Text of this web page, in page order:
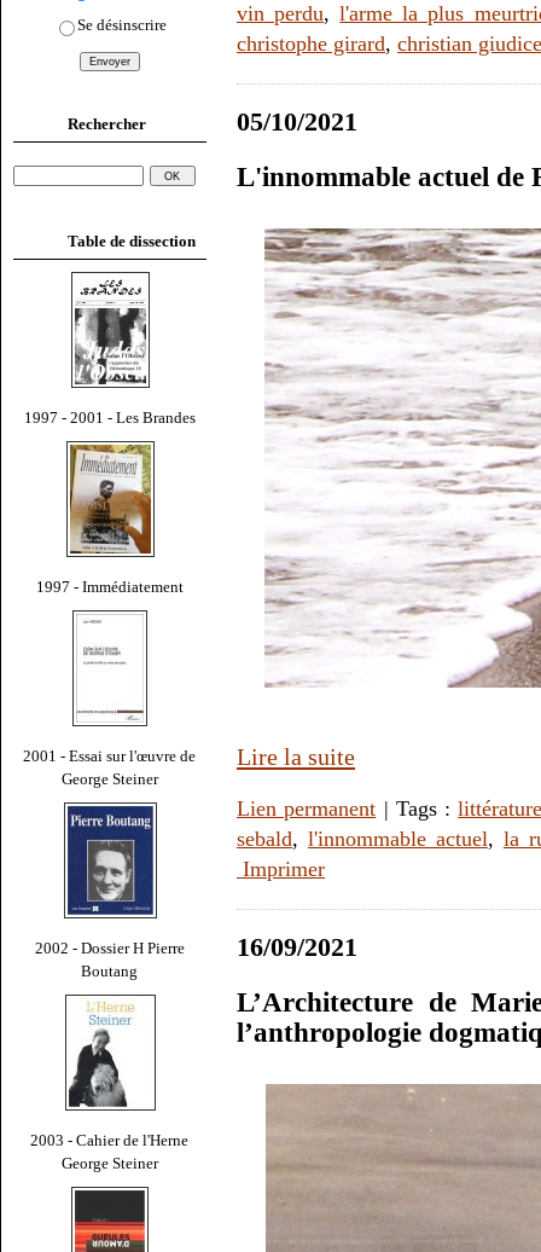
Se désinscrire
Rechercher
Table de dissection
1997 - 2001 - Les Brandes
1997 - Immédiatement
2001 - Essai sur l'œuvre de
George Steiner
2002 - Dossier H Pierre
Boutang
2003 - Cahier de l'Herne
George Steiner
vin perdu,l'arme la plus
christophe girard, christian
05/10/2021
L'innommable actuel de
Lire la suite
Lien permanent | Tags :
sebald, l'innommable actuel, la
Imprimer
16/09/2021
L’Architecture de
l’anthropologie